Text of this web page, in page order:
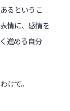
るというこ
情に、感情を
進める自分
けで。